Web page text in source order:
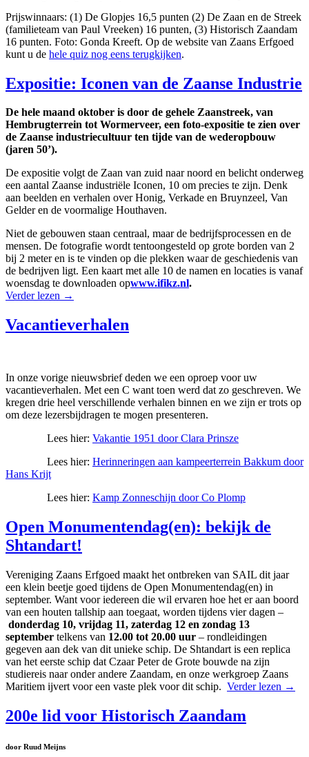
Prijswinnaars: (1) De Glopjes 16,5 punten (2) De Zaan en de Streek
(familieteam van Paul Vreeken) 16 punten, (3) Historisch Zaandam
16 punten. Foto: Gonda Kreeft. Op de website van Zaans Erfgoed
kunt u de hele quiz nog eens terugkijken.
Expositie: Iconen van de Zaanse Industrie
De hele maand oktober is door de gehele Zaanstreek, van
Hembrugterrein tot Wormerveer, een foto-expositie te zien over
de Zaanse industriecultuur ten tijde van de wederopbouw
(jaren 50’).
De expositie volgt de Zaan van zuid naar noord en belicht onderweg
een aantal Zaanse industriële Iconen, 10 om precies te zijn. Denk
aan beelden en verhalen over Honig, Verkade en Bruynzeel, Van
Gelder en de voormalige Houthaven.
Niet de gebouwen staan centraal, maar de bedrijfsprocessen en de
mensen. De fotografie wordt tentoongesteld op grote borden van 2
bij 2 meter en is te vinden op die plekken waar de geschiedenis van
de bedrijven ligt. Een kaart met alle 10 de namen en locaties is vanaf
woensdag te downloaden opwww.ifikz.nl.
Verder lezen →
Vacantieverhalen
In onze vorige nieuwsbrief deden we een oproep voor uw
vacantieverhalen. Met een C want toen werd dat zo geschreven. We
kregen drie heel verschillende verhalen binnen en we zijn er trots op
om deze lezersbijdragen te mogen presenteren.
Lees hier: Vakantie 1951 door Clara Prinsze
Lees hier: Herinneringen aan kampeerterrein Bakkum door
Hans Krijt
Lees hier: Kamp Zonneschijn door Co Plomp
Open Monumentendag(en): bekijk de
Shtandart!
Vereniging Zaans Erfgoed maakt het ontbreken van SAIL dit jaar
een klein beetje goed tijdens de Open Mon­u­mentendag(en) in
september. Want voor iedereen die wil ervaren hoe het er aan boord
van een houten tall­ship aan toegaat, wor­den tijdens vier dagen –
donderdag 10, vrijdag 11, zaterdag 12 en zondag 13
september telkens van 12.00 tot 20.00 uur – rondlei­din­gen
gegeven aan dek van dit unieke schip. De Shtan­dart is een replica
van het eerste schip dat Czaar Peter de Grote bouwde na zijn
studiereis naar onder andere Zaandam, en onze werkgroep Zaans
Maritiem ijvert voor een vaste plek voor dit schip. Verder lezen →
200e lid voor Historisch Zaandam
door Ruud Meijns